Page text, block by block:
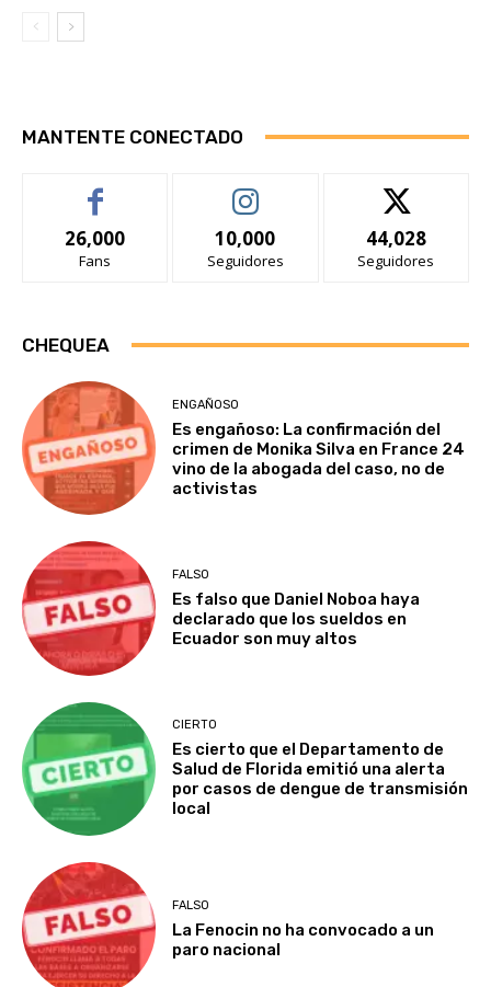
MANTENTE CONECTADO
26,000
Fans
10,000
Seguidores
44,028
Seguidores
CHEQUEA
ENGAÑOSO
Es engañoso: La confirmación del
crimen de Monika Silva en France 24
vino de la abogada del caso, no de
activistas
FALSO
Es falso que Daniel Noboa haya
declarado que los sueldos en
Ecuador son muy altos
CIERTO
Es cierto que el Departamento de
Salud de Florida emitió una alerta
por casos de dengue de transmisión
local
FALSO
La Fenocin no ha convocado a un
paro nacional